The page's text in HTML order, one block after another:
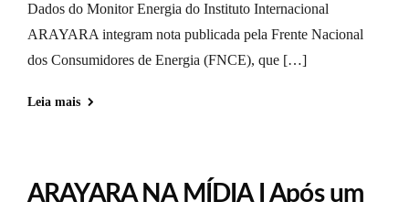
Dados do Monitor Energia do Instituto Internacional
ARAYARA integram nota publicada pela Frente Nacional
dos Consumidores de Energia (FNCE), que […]
Leia mais
ARAYARA NA MÍDIA I Após um